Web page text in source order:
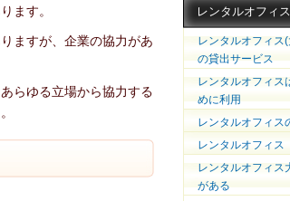
ます。
ますが、企業の協力があ
らゆる立場から協力する
レンタルオフィ
レンタルオフィス
の貸出サービス
レンタルオフィス
めに利用
レンタルオフィス
レンタルオフィス
レンタルオフィス
がある